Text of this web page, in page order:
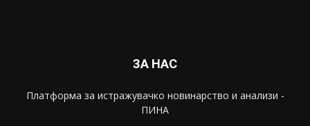
ЗА НАС
Платформа за истражувачко новинарство и анализи -
ПИНА